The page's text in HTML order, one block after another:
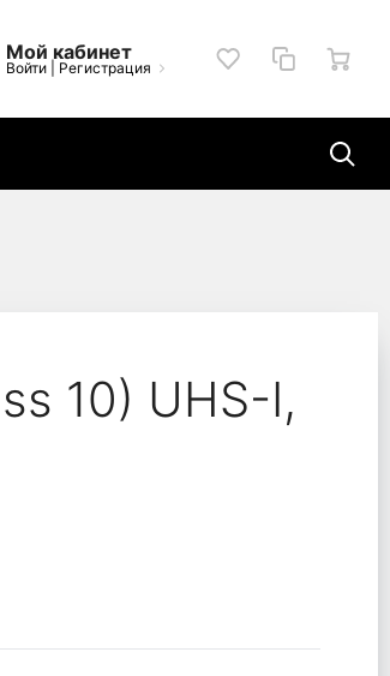
Мой кабинет
Войти| Регистрация
10) UHS-I,